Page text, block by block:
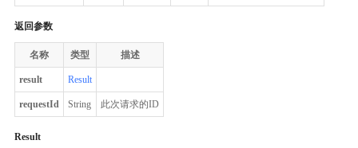
返回参数
名称 类型 描述
result Result
requestId String 此次请求的ID
Result